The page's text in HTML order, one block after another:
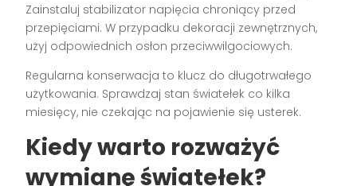
Zainstaluj stabilizator napięcia chroniący przed
przepięciami. W przypadku dekoracji zewnętrznych,
użyj odpowiednich osłon przeciwwilgociowych.
Regularna konserwacja to klucz do długotrwałego
użytkowania. Sprawdzaj stan światełek co kilka
miesięcy, nie czekając na pojawienie się usterek.
Kiedy warto rozważyć
wymianę światełek?